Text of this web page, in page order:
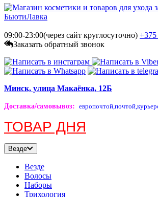
09:00-23:00(через сайт круглосуточно)
Заказать обратный звонок
Минск, улица Макаёнка, 12Б
Доставка/самовывоз: европочтой,почтой,
ТОВАР ДНЯ
Везде
Везде
Волосы
Наборы
Трихология